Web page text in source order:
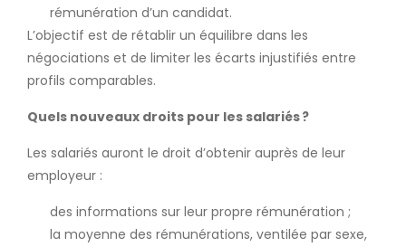
rémunération d’un candidat.
L’objectif est de rétablir un équilibre dans les
négociations et de limiter les écarts injustifiés entre
profils comparables.
Quels nouveaux droits pour les salariés?
Les salariés auront le droit d’obtenir auprès de leur
employeur :
des informations sur leur propre rémunération ;
la moyenne des rémunérations, ventilée par sexe,